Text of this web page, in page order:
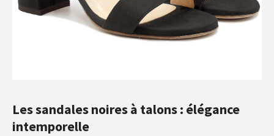
Les sandales noires à talons : élégance
intemporelle